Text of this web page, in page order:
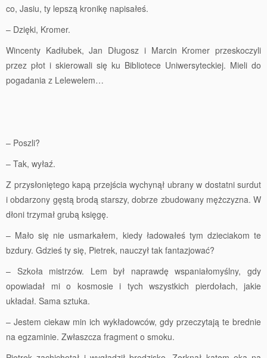
co, Jasiu, ty lepszą kronikę napisałeś.
– Dzięki, Kromer.
Wincenty Kadłubek, Jan Długosz i Marcin Kromer przeskoczyli
przez płot i skierowali się ku Bibliotece Uniwersyteckiej. Mieli do
pogadania z Lelewelem…
– Poszli?
– Tak, wyłaź.
Z przysłoniętego kapą przejścia wychynął ubrany w dostatni surdut
i obdarzony gęstą brodą starszy, dobrze zbudowany mężczyzna. W
dłoni trzymał grubą księgę.
– Mało się nie usmarkałem, kiedy ładowałeś tym dzieciakom te
bzdury. Gdzieś ty się, Pietrek, nauczył tak fantazjować?
– Szkoła mistrzów. Lem był naprawdę wspaniałomyślny, gdy
opowiadał mi o kosmosie i tych wszystkich pierdołach, jakie
układał. Sama sztuka.
– Jestem ciekaw min ich wykładowców, gdy przeczytają te brednie
na egzaminie. Zwłaszcza fragment o smoku.